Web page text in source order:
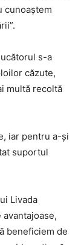
cunoaștem
s-a
căzute,
multă recoltă
iar pentru a-și
suportul
Livada
beneficiem de